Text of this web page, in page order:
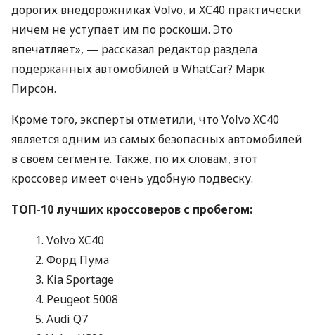
дорогих внедорожниках Volvo, и XC40 практически
ничем не уступает им по роскоши. Это
впечатляет», — рассказал редактор раздела
подержанных автомобилей в WhatCar? Марк
Пирсон.
Кроме того, эксперты отметили, что Volvo XC40
является одним из самых безопасных автомобилей
в своем сегменте. Также, по их словам, этот
кроссовер имеет очень удобную подвеску.
ТОП-10 лучших кроссоверов с пробегом:
Volvo XC40
Форд Пума
Kia Sportage
Peugeot 5008
Audi Q7